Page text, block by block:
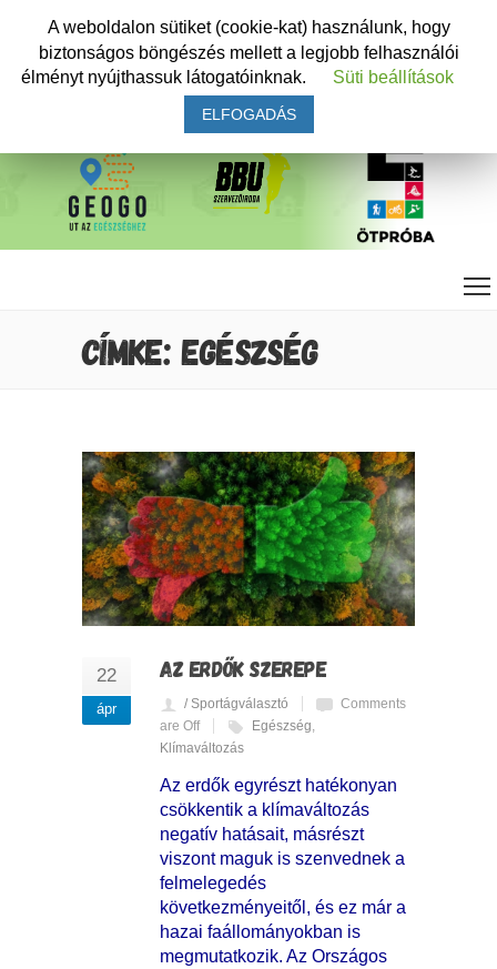
CÍMKE: EGÉSZSÉG
22
ápr
AZ ERDŐK SZEREPE
/ Sportágválasztó
Comments
are Off
Egészség
Klímaváltozás
Az erdők egyrészt hatékonyan
csökkentik a klímaváltozás
negatív hatásait, másrészt
viszont maguk is szenvednek a
felmelegedés
következményeitől, és ez már a
hazai faállományokban is
megmutatkozik. Az Országos
A weboldalon sütiket (cookie-kat) használunk, hogy
biztonságos böngészés mellett a legjobb felhasználói
élményt nyújthassuk látogatóinknak.
Süti beállítások
ELFOGADÁS